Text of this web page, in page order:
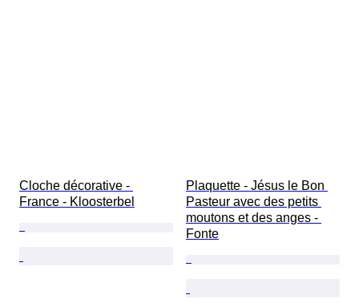
Cloche décorative -
France - Kloosterbel
Plaquette - Jésus le Bon
Pasteur avec des petits
moutons et des anges -
Fonte